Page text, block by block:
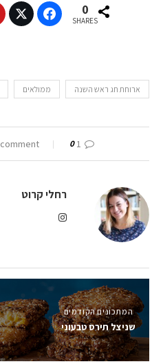
0
SHARES
ארוחת חג ראש השנה ממולאים
1 comment
0
רחלי קרוט
המתכונים הקודמים
שניצל תירס טבעוני